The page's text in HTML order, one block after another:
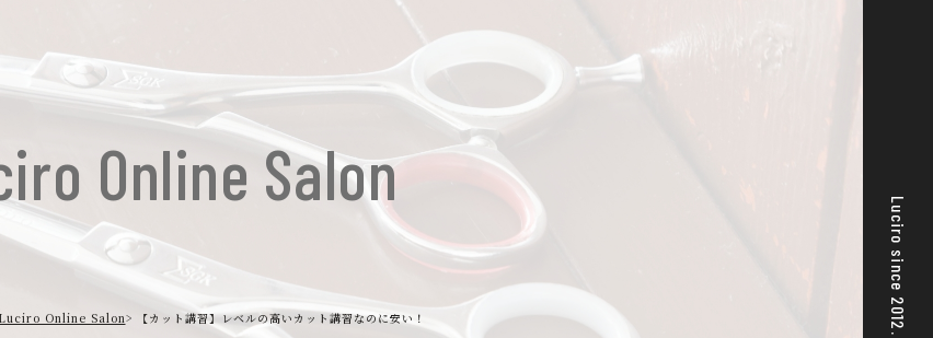
Luciro since 2012.
Online Salon
Luciro Online Salon 【カット講習】レベルの高いカット講習なのに安い！